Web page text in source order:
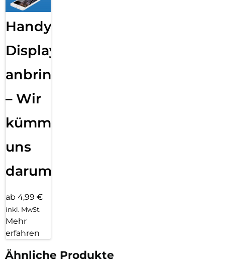
Handy
Displayfolie
anbringen
– Wir
kümmern
uns
darum!
ab 4,99 €
inkl. MwSt.
Mehr
erfahren
Ähnliche Produkte